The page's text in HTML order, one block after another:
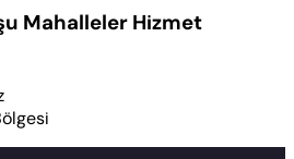
Mahalleler Hizmet